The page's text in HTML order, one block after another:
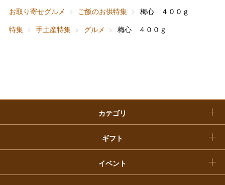
お取り寄せグルメ
ご飯のお供特集
梅心 ４００ｇ
特集
手土産特集 グルメ 梅心 ４００ｇ
カテゴリ
ベビー＆キッズ
ギフト
お香典返し
快気祝い
イベント
敬老の日
福袋